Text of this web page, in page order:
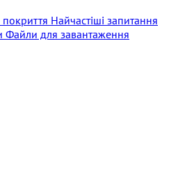
покриття Найчастіші запитання
Файли для завантаження